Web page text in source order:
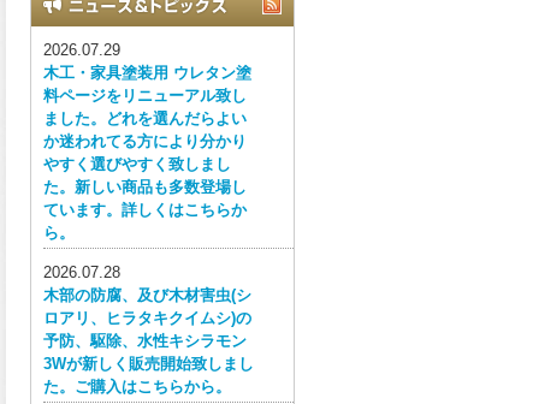
2026.07.29
木工・家具塗装用 ウレタン塗
料ページをリニューアル致し
ました。どれを選んだらよい
か迷われてる方により分かり
やすく選びやすく致しまし
た。新しい商品も多数登場し
ています。詳しくはこちらか
ら。
2026.07.28
木部の防腐、及び木材害虫(シ
ロアリ、ヒラタキクイムシ)の
予防、駆除、水性キシラモン
3Wが新しく販売開始致しまし
た。ご購入はこちらから。